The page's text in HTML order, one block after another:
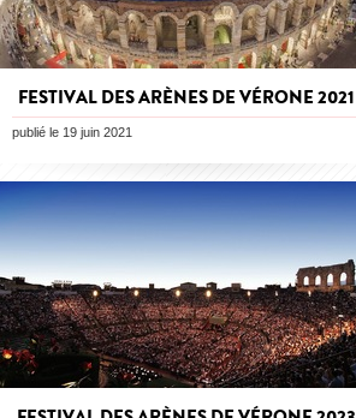
FESTIVAL DES ARÈNES DE VÉRONE 2021
publié le 19 juin 2021